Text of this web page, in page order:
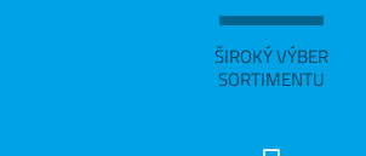
ŠIROKÝ VÝBER
SORTIMENTU